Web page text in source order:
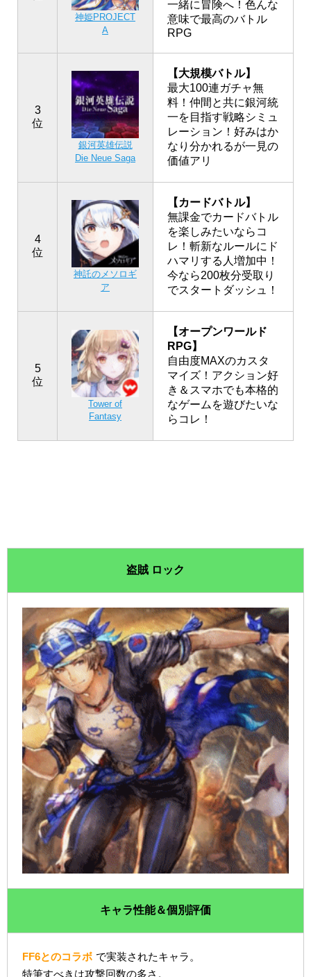
神姫PROJECT
A
一緒に冒険へ！色んな
意味で最高のバトル
RPG
3
位
銀河英雄伝説
Die Neue Saga
【大規模バトル】
最大100連ガチャ無
料！仲間と共に銀河統
一を目指す戦略シミュ
レーション！好みはか
なり分かれるが一見の
価値アリ
4
位
神託のメソロギ
ア
【カードバトル】
無課金でカードバトル
を楽しみたいならコ
レ！斬新なルールにド
ハマリする人増加中！
今なら200枚分受取り
でスタートダッシュ！
5
位
Tower of
Fantasy
【オープンワールド
RPG】
自由度MAXのカスタ
マイズ！アクション好
き＆スマホでも本格的
なゲームを遊びたいな
らコレ！
盗賊 ロック
キャラ性能＆個別評価
FF6とのコラボ で実装されたキャラ。
特筆すべきは攻撃回数の多さ。